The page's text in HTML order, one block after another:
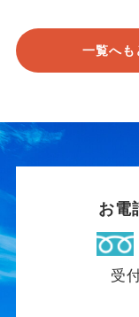
一覧へも
お電
受